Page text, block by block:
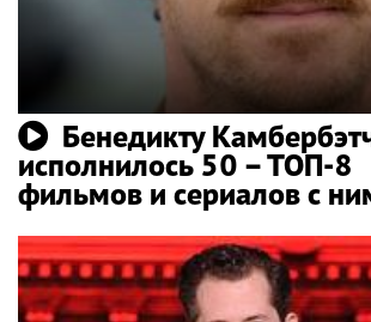
Бенедикту
исполнилось 50 – ТОП-8
фильмов и сериалов с